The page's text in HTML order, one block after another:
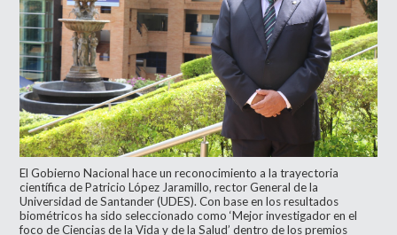
El Gobierno Nacional hace un reconocimiento a la trayectoria
científica de Patricio López Jaramillo, rector General de la
Universidad de Santander (UDES). Con base en los resultados
biométricos ha sido seleccionado como ‘Mejor investigador en el
foco de Ciencias de la Vida y de la Salud’ dentro de los premios